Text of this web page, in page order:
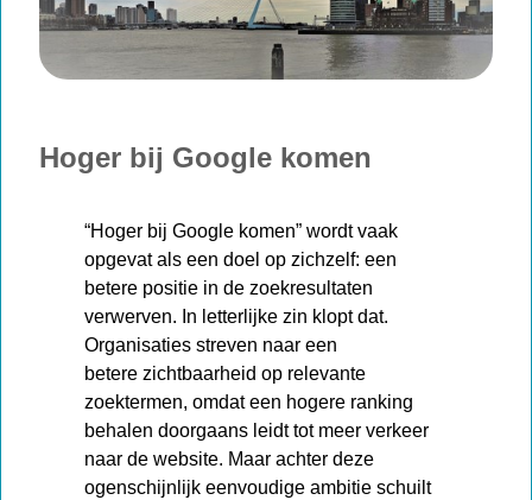
Hoger bij Google komen
“Hoger bij Google komen” wordt vaak
opgevat als een doel op zichzelf: een
betere positie in de zoekresultaten
verwerven. In letterlijke zin klopt dat.
Organisaties streven naar een
betere zichtbaarheid op relevante
zoektermen, omdat een hogere ranking
behalen doorgaans leidt tot meer verkeer
naar de website. Maar achter deze
ogenschijnlijk eenvoudige ambitie schuilt